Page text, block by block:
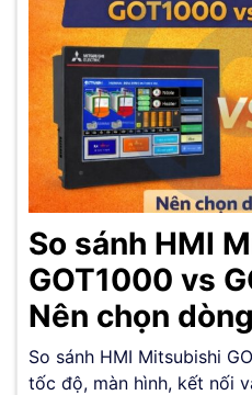
So sánh HMI
GOT1000 vs
Nên chọn
So sánh HMI Mitsubishi
tốc độ, màn hình, kết nối